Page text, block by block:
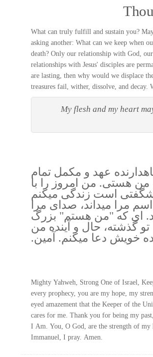
What can truly fulfill and sustain you?
asking another: What can we keep when
death? Only our relationship with God,
relationships with Jesus' disciples are
are lasting, then why would we displace
treasures fail, wither, dissolve, and decay.
My flesh and my heart
عهد و مكمل تمام
من هستى. من امروز را با
شگفتى است زندگى ميكنم
اسم مرا ميداند، صداى مرا
اى كه "من هستم" بزرگ
گذشته، حال و آينده من
خويش دعا ميكنم. آمين.
Mighty Yahweh, Strong One of Israel,
every prophecy, you are my hope, my
eyed amazement that the Keeper of the
cares for me. Thank you for being my
I Am. You, O God, are the strength of
Immanuel, I pray. Amen.